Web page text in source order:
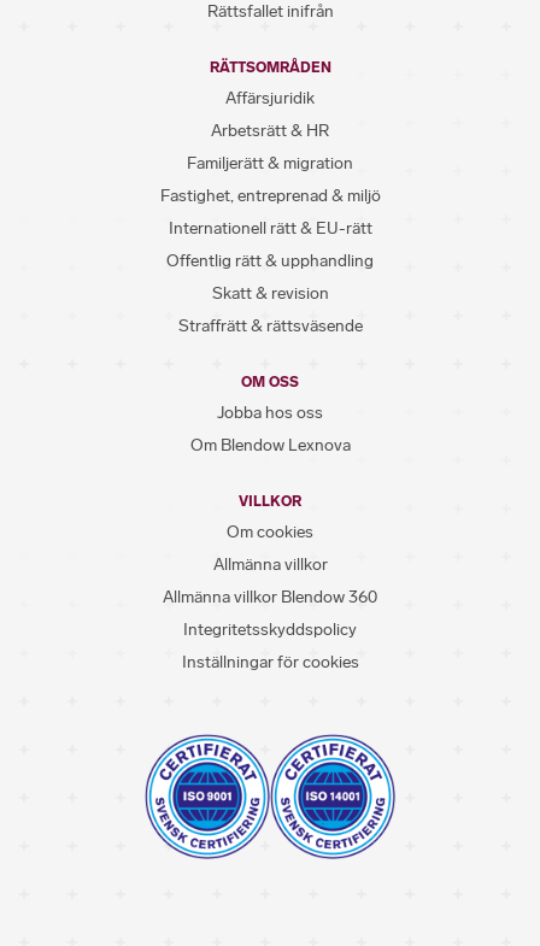
Rättsfallet inifrån
RÄTTSOMRÅDEN
Affärsjuridik
Arbetsrätt & HR
Familjerätt & migration
Fastighet, entreprenad & miljö
Internationell rätt & EU-rätt
Offentlig rätt & upphandling
Skatt & revision
Straffrätt & rättsväsende
OM OSS
Jobba hos oss
Om Blendow Lexnova
VILLKOR
Om cookies
Allmänna villkor
Allmänna villkor Blendow 360
Integritetsskyddspolicy
Inställningar för cookies